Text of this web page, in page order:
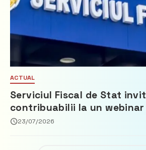
ACTUAL
Serviciul Fiscal de Stat
contribuabilii la un
privind calculul impozitului
23/07/2026